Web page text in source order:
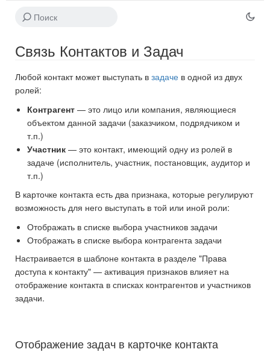
Связь Контактов и Задач
Любой контакт может выступать в задаче в одной из двух
ролей:
Контрагент — это лицо или компания, являющиеся
объектом данной задачи (заказчиком, подрядчиком и
т.п.)
Участник — это контакт, имеющий одну из ролей в
задаче (исполнитель, участник, постановщик, аудитор и
т.п.)
В карточке контакта есть два признака, которые регулируют
возможность для него выступать в той или иной роли:
Отображать в списке выбора участников задачи
Отображать в списке выбора контрагента задачи
Настраивается в шаблоне контакта в разделе "Права
доступа к контакту" — активация признаков влияет на
отображение контакта в списках контрагентов и участников
задачи.
Отображение задач в карточке контакта